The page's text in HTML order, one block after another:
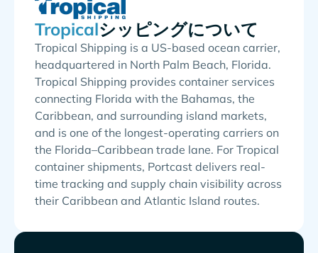
シッピングについて
Tropical Shipping is a US-based ocean carrier,
headquartered in North Palm Beach, Florida.
Tropical Shipping provides container services
connecting Florida with the Bahamas, the
Caribbean, and surrounding island markets,
and is one of the longest-operating carriers on
the Florida–Caribbean trade lane. For Tropical
container shipments, Portcast delivers real-
time tracking and supply chain visibility across
their Caribbean and Atlantic Island routes.